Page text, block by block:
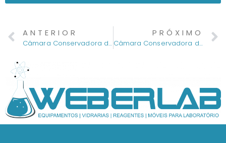
ANTERIOR
Câmara Conservadora de Vacinas 700 litros
PRÓXIMO
Câmara Conservadora de Vacinas 1200 litros